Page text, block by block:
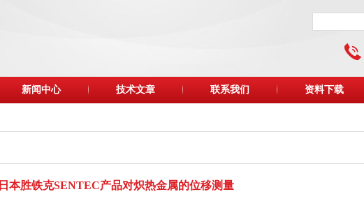
新闻中心 技术文章 联系我们 资料下载
日本胜铁克SENTEC产品对炽热金属的位移测量